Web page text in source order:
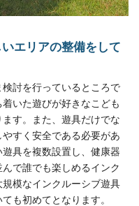
エリアの整備をして
討を行っているところで
いた遊びが好きなこども
す。また、遊具だけでな
すく安全である必要があ
具を複数設置し、健康器
で誰でも楽しめるインク
模なインクルーシブ遊具
も初めてとなります。